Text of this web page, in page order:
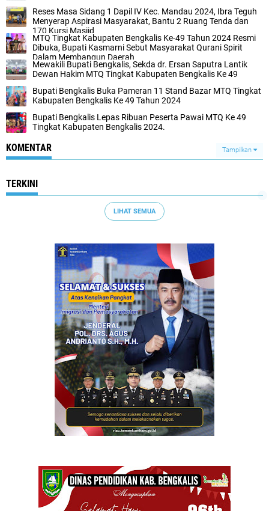
Reses Masa Sidang 1 Dapil IV Kec. Mandau 2024, Ibra Teguh
Menyerap Aspirasi Masyarakat, Bantu 2 Ruang Tenda dan
170 Kursi Masjid
MTQ Tingkat Kabupaten Bengkalis Ke-49 Tahun 2024 Resmi
Dibuka, Bupati Kasmarni Sebut Masyarakat Qurani Spirit
Dalam Membangun Daerah
Mewakili Bupati Bengkalis, Sekda dr. Ersan Saputra Lantik
Dewan Hakim MTQ Tingkat Kabupaten Bengkalis Ke 49
Bupati Bengkalis Buka Pameran 11 Stand Bazar MTQ Tingkat
Kabupaten Bengkalis Ke 49 Tahun 2024
Bupati Bengkalis Lepas Ribuan Peserta Pawai MTQ Ke 49
Tingkat Kabupaten Bengkalis 2024.
KOMENTAR Tampilkan
TERKINI
LIHAT SEMUA